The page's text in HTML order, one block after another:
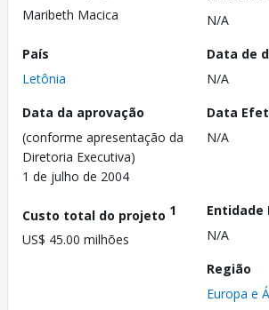
Maribeth Macica
N/A
País
Letônia
Data de
N/A
Data da aprovação
(conforme apresentação da
Diretoria Executiva)
1 de julho de 2004
Data
N/A
Custo total do projeto 1
US$ 45.00 milhões
Entidade
N/A
Região
Europa e